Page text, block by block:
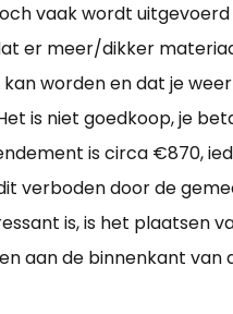
vaak wordt
er meer/dikker
worden en dat je
is niet goedkoop, je
is circa €870,
verboden door de
is, is het plaatsen
aan de binnenkant van